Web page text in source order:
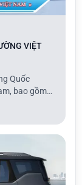
VIỆT
Quốc
bao gồm
nhất gia
đến các
Ba